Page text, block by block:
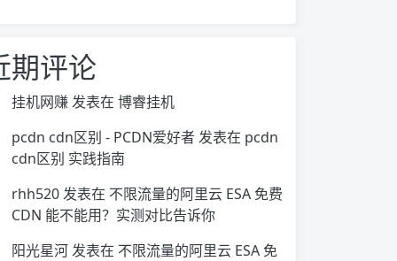
期评论
挂机网赚发表在 博睿挂机
pcdn cdn区别 - PCDN爱好者发表在 pcdn
cdn区别 实践指南
rhh520发表在 不限流量的阿里云 ESA 免费
CDN 能不能用？实测对比告诉你
阳光星河发表在 不限流量的阿里云 ESA 免